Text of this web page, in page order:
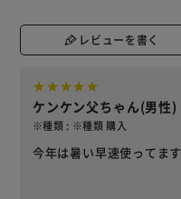
レビューを書く
ケンケン父ちゃん(男性)
※種類 : ※種類 購入
今年は暑い早速使ってます